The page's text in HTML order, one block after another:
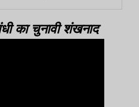
किशन, सियासी हलचल तेज
का चुनावी शंखनाद